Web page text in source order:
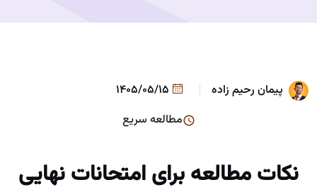
پیمان رحیم زاده
مطالعه سریع
نکات مطالعه برای امتحانات نهایی